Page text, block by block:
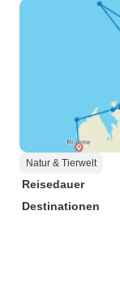
Natur & Tierwelt
Reisedauer
Destinationen